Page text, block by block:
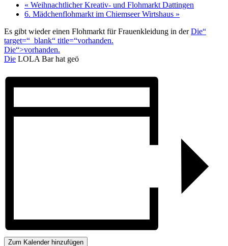
« Weihnachtlicher Kreativ- und Flohmarkt Dattingen
6. Mädchenflohmarkt im Chiemseer Wirtshaus »
Es gibt wieder einen Flohmarkt für Frauenkleidung in derDie“
target=“_blank“ title=“vorhanden.
Die“>vorhanden.
Die LOLA Bar hat geö
Zum Kalender hinzufügen